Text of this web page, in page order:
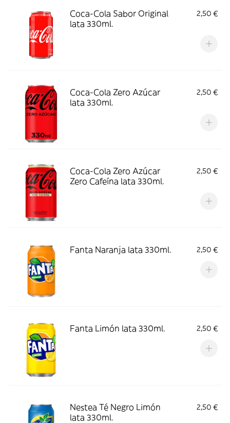
Coca-Cola Sabor Original
lata 330ml.
2,50 €
Coca-Cola Zero Azúcar
lata 330ml.
2,50 €
Coca-Cola Zero Azúcar
Zero Cafeína lata 330ml.
2,50 €
Fanta Naranja lata 330ml. 2,50 €
Fanta Limón lata 330ml. 2,50 €
Nestea Té Negro Limón
lata 330ml.
2,50 €